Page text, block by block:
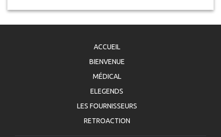
ACCUEIL
BIENVENUE
MÉDICAL
ELEGENDS
LES FOURNISSEURS
RETROACTION